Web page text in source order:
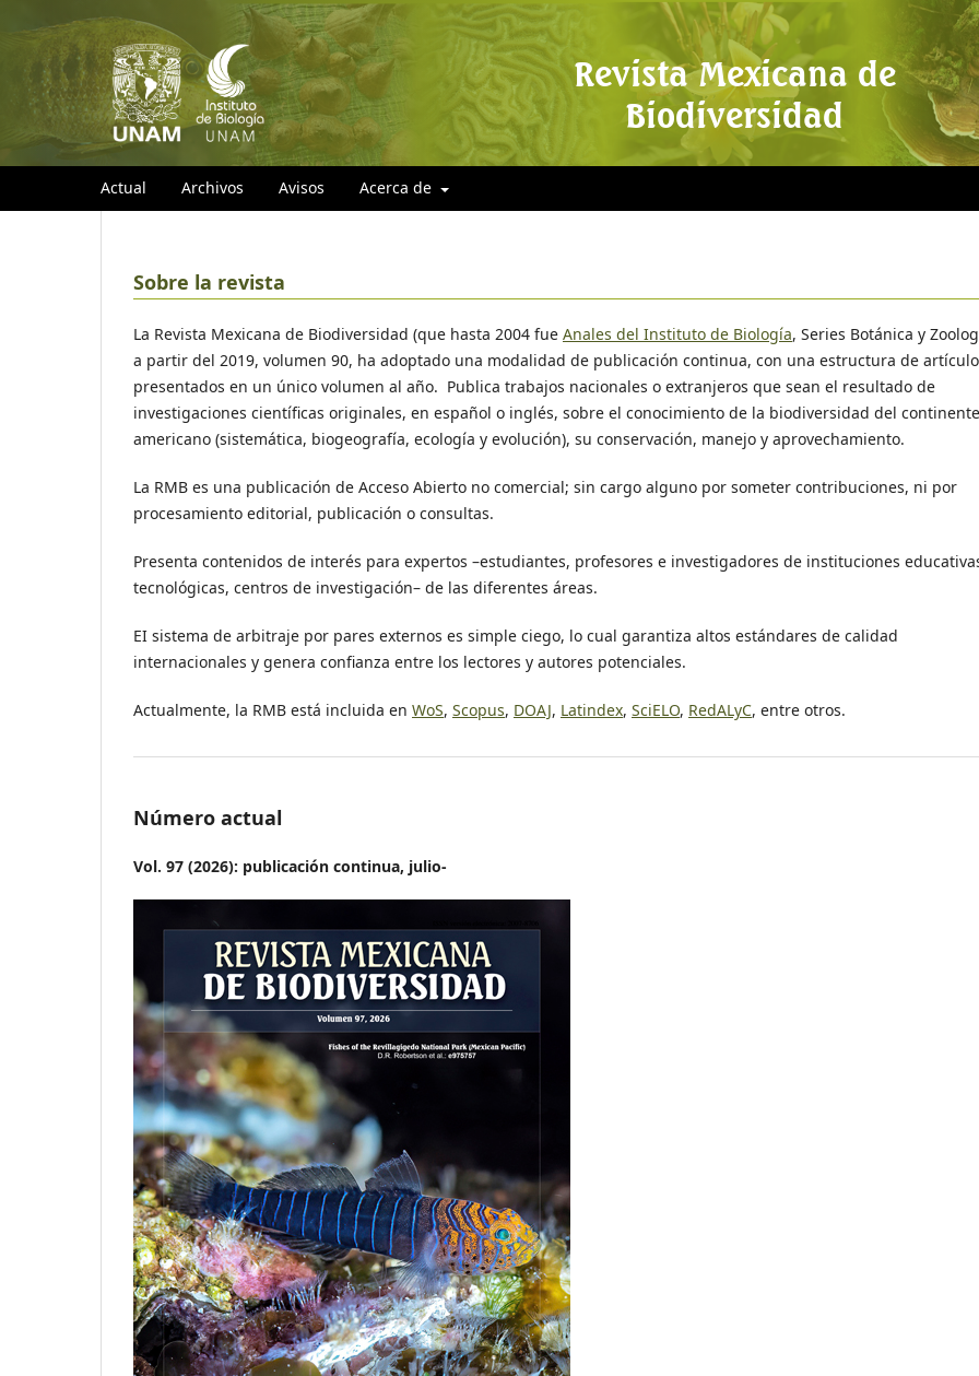
Revista Mexicana de
Biodiversidad
Actual Archivos Avisos Acerca de
Sobre la revista
La Revista Mexicana de Biodiversidad (que hasta 2004 fue Anales del Instituto de Biología, Series Botánica y
a partir del 2019, volumen 90, ha adoptado una modalidad de publicación continua, con una estructura de
presentados en un único volumen al año. Publica trabajos nacionales o extranjeros que sean el resultado de
investigaciones científicas originales, en español o inglés, sobre el conocimiento de la biodiversidad del continente
americano (sistemática, biogeografía, ecología y evolución), su conservación, manejo y aprovechamiento.
La RMB es una publicación de Acceso Abierto no comercial; sin cargo alguno por someter contribuciones, ni por
procesamiento editorial, publicación o consultas.
Presenta contenidos de interés para expertos –estudiantes, profesores e investigadores de instituciones
tecnológicas, centros de investigación– de las diferentes áreas.
EI sistema de arbitraje por pares externos es simple ciego, lo cual garantiza altos estándares de calidad
internacionales y genera confianza entre los lectores y autores potenciales.
Actualmente, la RMB está incluida en WoS, Scopus, DOAJ, Latindex, SciELO, RedALyC, entre otros.
Número actual
Vol. 97 (2026): publicación continua, julio-